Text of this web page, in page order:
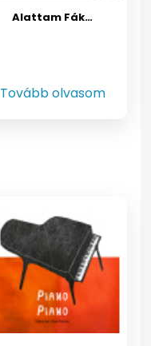
Alattam Fák…
Tovább olvasom